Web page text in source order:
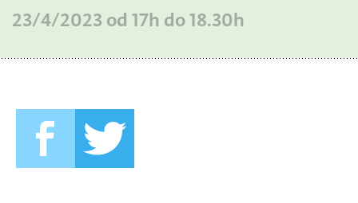
23/4/2023 od 17h do 18.30h